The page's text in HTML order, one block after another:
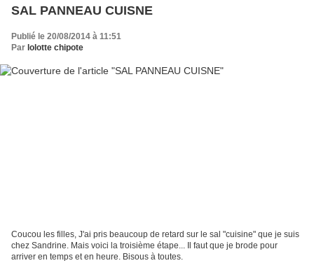
SAL PANNEAU CUISNE
Publié le 20/08/2014 à 11:51
Par lolotte chipote
Coucou les filles, J'ai pris beaucoup de retard sur le sal "cuisine" que je suis
chez Sandrine. Mais voici la troisième étape... Il faut que je brode pour
arriver en temps et en heure. Bisous à toutes.